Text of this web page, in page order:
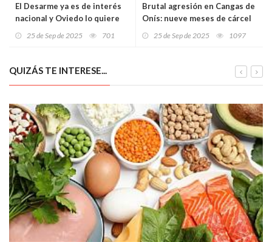
El Desarme ya es de interés
nacional y Oviedo lo quiere
25 de Sep de 2025 701
Brutal agresión en Cangas de
Onís: nueve meses de cárcel
guardia civil
25 de Sep de 2025 1097
QUIZÁS TE INTERESE...